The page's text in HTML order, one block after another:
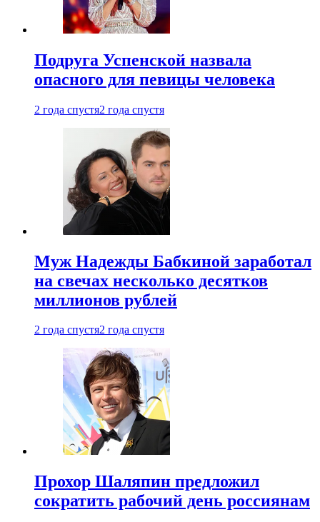
Подруга Успенской назвала
опасного для певицы человека
2 года спустя2 года спустя
Муж Надежды Бабкиной заработал
на свечах несколько десятков
миллионов рублей
2 года спустя2 года спустя
Прохор Шаляпин предложил
сократить рабочий день россиянам